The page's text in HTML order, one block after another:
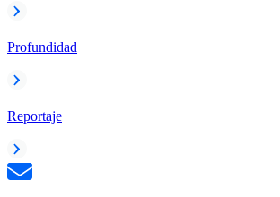
Profundidad
Reportaje